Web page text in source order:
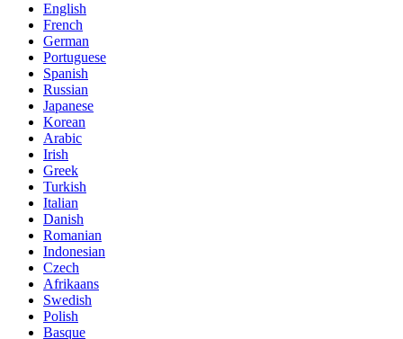
English
French
German
Portuguese
Spanish
Russian
Japanese
Korean
Arabic
Irish
Greek
Turkish
Italian
Danish
Romanian
Indonesian
Czech
Afrikaans
Swedish
Polish
Basque